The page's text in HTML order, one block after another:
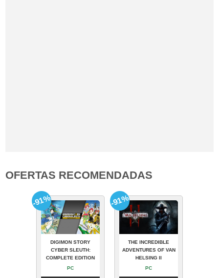
OFERTAS RECOMENDADAS
DIGIMON STORY
CYBER SLEUTH:
COMPLETE EDITION
PC
-91%
THE INCREDIBLE
ADVENTURES OF VAN
HELSING II
PC
-91%